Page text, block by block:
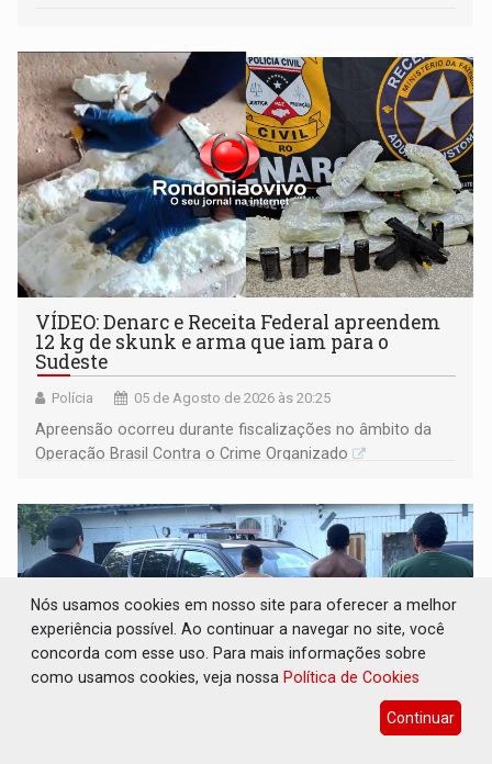
VÍDEO: Denarc e Receita Federal apreendem
12 kg de skunk e arma que iam para o
Sudeste
Polícia 05 de Agosto de 2026 às 20:25
Apreensão ocorreu durante fiscalizações no âmbito da
Operação Brasil Contra o Crime Organizado
Nós usamos cookies em nosso site para oferecer a melhor
experiência possível. Ao continuar a navegar no site, você
concorda com esse uso. Para mais informações sobre
como usamos cookies, veja nossa Política de Cookies
Continuar